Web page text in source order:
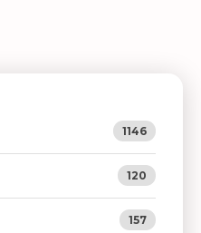
1146
120
157